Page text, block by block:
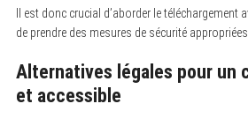
Il est donc crucial d’aborder le téléchargement
de prendre des mesures de sécurité appropriées.
Alternatives légales pour un
et accessible